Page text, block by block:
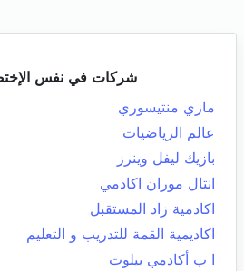
شركات في نفس
ماري منتيسوري
عالم الرياضيات
بازيك ليفل وينرز
انتال موران اكادمي
اكادمية زاد المستقبل
اكاديمية القمة للتدريب و التعليم
ا ب أكادمي بيلوت